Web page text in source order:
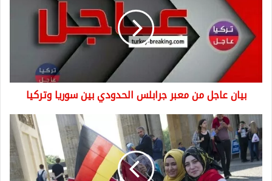
جرابلس
الحدودي
وتركيا
بيان عاجل من معبر جرابلس الحدودي بين سوريا وتركيا
تركيا
تقرر
إجلاء
مواطنيها
من